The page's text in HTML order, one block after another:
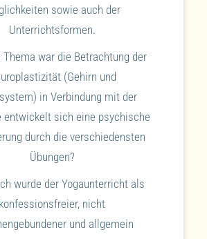
sowie auch der
Unterrichtsformen.
Thema war die Betrachtung der
(Gehirn und
in Verbindung mit der
entwickelt sich eine psychische
durch die verschiedensten
Übungen?
wurde der Yogaunterricht als
konfessionsfreier, nicht
und allgemein